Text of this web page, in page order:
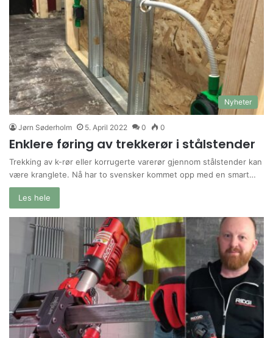
Nyheter
Jørn Søderholm 5. April 2022 0 0
Enklere føring av trekkerør i stålstender
Trekking av k-rør eller korrugerte varerør gjennom stålstender kan
være kranglete. Nå har to svensker kommet opp med en smart…
Les hele